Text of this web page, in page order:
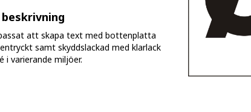
att skapa text med bottenplatta
samt skyddslackad med klarlack
i varierande miljöer.